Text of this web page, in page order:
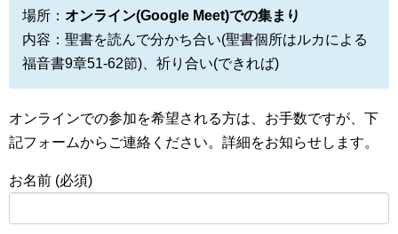
場所： オンライン(Google Meet)での集まり
内容：聖書を読んで分かち合い(聖書個所はルカによる
福音書9章51-62節)、祈り合い(できれば)
オンラインでの参加を希望される方は、お手数ですが、下
記フォームからご連絡ください。詳細をお知らせします。
お名前 (必須)